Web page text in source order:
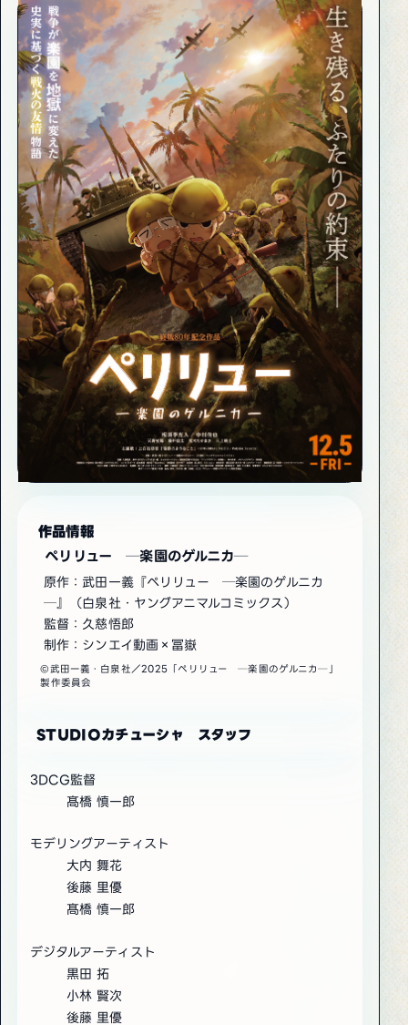
作品情報
ペリリュー ─楽園のゲルニカ─
原作：武田一義『ペリリュー ─楽園のゲルニカ
─』（白泉社・ヤングアニマルコミックス）
監督：久慈悟郎
制作：シンエイ動画×冨嶽
©武田一義・白泉社／2025「ペリリュー ─楽園のゲルニカ─」
製作委員会
STUDIOカチューシャ スタッフ
3DCG監督
髙橋 慎一郎
モデリングアーティスト
大内 舞花
後藤 里優
髙橋 慎一郎
デジタルアーティスト
黒田 拓
小林 賢次
後藤 里優